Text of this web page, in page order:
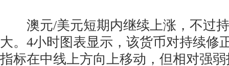
澳元/美元短期内继续上涨，不过持
大。4小时图表显示，该货币对持续修
指标在中线上方向上移动，但相对强